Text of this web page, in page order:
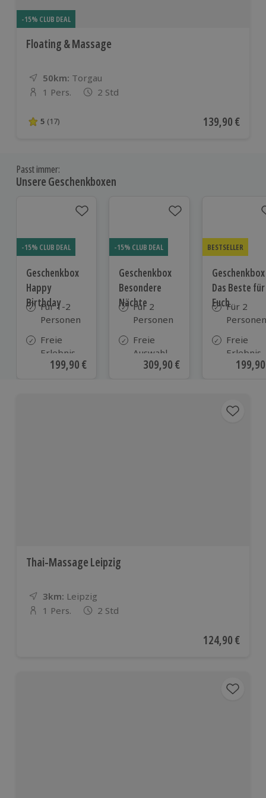
-15% CLUB DEAL
Floating & Massage
50km: Entfernung
Standort
Torgau
Anzahl der Teilnehmer
1 Pers. 2 Std
5 von 5 Sternen basierend auf 17 Bewertungen
5 (17) Aktueller Preis
139,90 €
Passt immer:
Unsere Geschenkboxen
-15% CLUB DEAL
Geschenkbox
Happy
Birthday
Für 1-2
Personen
Freie
Erlebnis-
Auswahl
Aktueller Preis
199,90 €
-15% CLUB DEAL
Geschenkbox
Besondere
Nächte
Für 2
Personen
Freie
Auswahl
aus ca. 290
Aktueller Preis
309,90 €
BESTSELLER
Geschenkbox
Das Beste für
EuchFür 2
Personen
Freie
Erlebnis-
Auswahl
Thai-Massage Leipzig
3km: Entfernung
Standort
Leipzig
Anzahl der Teilnehmer
1 Pers. 2 Std
Aktueller Preis
124,90 €